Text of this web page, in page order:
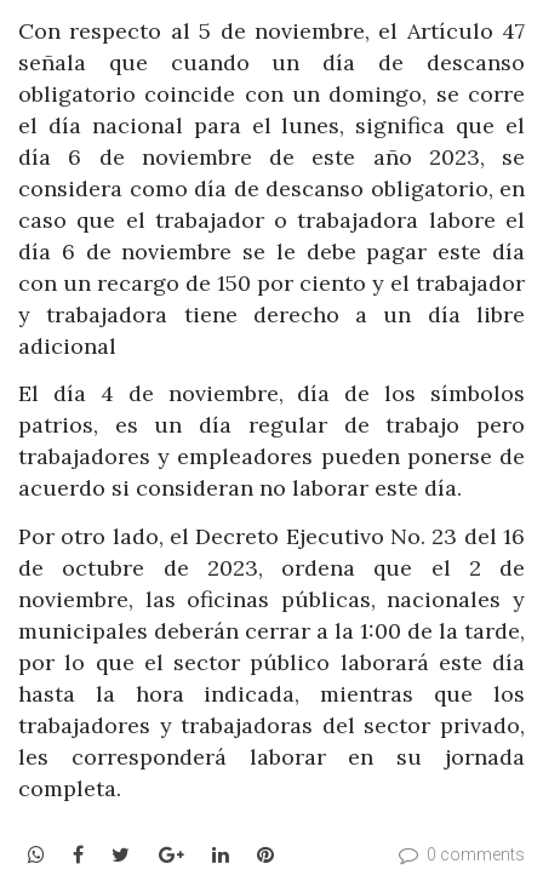
Con respecto al 5 de noviembre, el Artículo 47
señala que cuando un día de descanso
obligatorio coincide con un domingo, se corre
el día nacional para el lunes, significa que el
día 6 de noviembre de este año 2023, se
considera como día de descanso obligatorio, en
caso que el trabajador o trabajadora labore el
día 6 de noviembre se le debe pagar este día
con un recargo de 150 por ciento y el trabajador
y trabajadora tiene derecho a un día libre
adicional
El día 4 de noviembre, día de los símbolos
patrios, es un día regular de trabajo pero
trabajadores y empleadores pueden ponerse de
acuerdo si consideran no laborar este día.
Por otro lado, el Decreto Ejecutivo No. 23 del 16
de octubre de 2023, ordena que el 2 de
noviembre, las oficinas públicas, nacionales y
municipales deberán cerrar a la 1:00 de la tarde,
por lo que el sector público laborará este día
hasta la hora indicada, mientras que los
trabajadores y trabajadoras del sector privado,
les corresponderá laborar en su jornada
completa.
WhatsApp
Facebook
TwitterGoogle+LinkedInPinterest 0 comments